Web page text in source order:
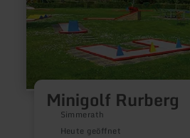
Minigolf Rurberg
Simmerath
Heute geöffnet